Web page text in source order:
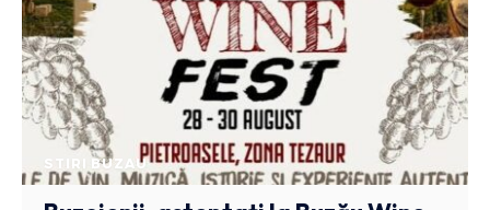
STIRI BUZAU